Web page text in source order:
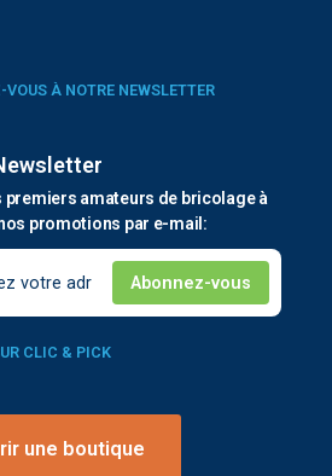
À NOTRE NEWSLETTER
premiers amateurs de bricolage à
promotions par e-mail:
CLIC & PICK
une boutique